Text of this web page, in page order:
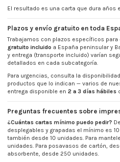
El resultado es una carta que dura años
Plazos y envío gratuito en toda
Trabajamos con plazos específicos
gratuito incluido a España peninsular y
y entrega (transporte incluido) varían
detallados en cada subcategoría.
Para urgencias, consulta la
productos que lo indican — varios de
entrega disponible en 2 a 3 días hábiles
Preguntas frecuentes sobre
¿Cuántas cartas mínimo puedo pedir?
desplegables y grapadas el mínimo es
también desde 10 unidades. Para
unidades. Para posavasos de cartón,
absorbente, desde 250 unidades.